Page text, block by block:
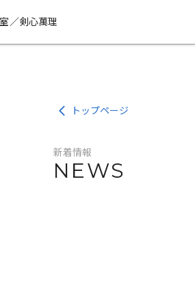
／剣心萬理
arrow_back_ios トップページ
新着情報
NEWS